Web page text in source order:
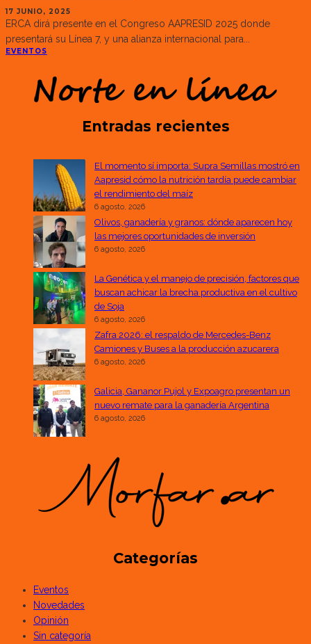
17 JUNIO, 2025
ERCA dirá presente en el Congreso AAPRESID 2025 donde
presentará su Línea 7, y una alianza internacional para
EVENTOS
Entradas recientes
El momento sí importa: Supra Semillas mostró en
Aapresid cómo la nutrición tardía puede cambiar
el rendimiento del maíz
6 agosto, 2026
Olivos, ganadería y granos: dónde aparecen hoy
las mejores oportunidades de inversión
6 agosto, 2026
La Genética y el manejo de precisión, factores que
buscan achicar la brecha productiva en el cultivo
de Soja
6 agosto, 2026
Zafra 2026: el respaldo de Mercedes-Benz
Camiones y Buses a la producción azucarera
6 agosto, 2026
Galicia, Gananor Pujol y Expoagro presentan un
nuevo remate para la ganadería Argentina
6 agosto, 2026
Categorías
Eventos
Novedades
Opinión
Sin categoría